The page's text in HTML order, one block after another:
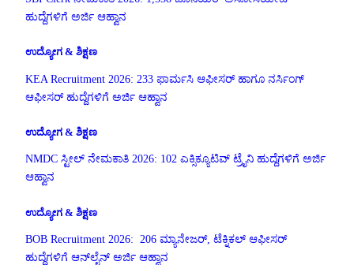
ಹುದ್ದೆಗಳಿಗೆ ಅರ್ಜಿ ಆಹ್ವಾನ
ಉದ್ಯೋಗ & ಶಿಕ್ಷಣ
KEA Recruitment 2026: 233 ಫಾರ್ಮಸಿ ಆಫೀಸರ್ ಹಾಗೂ ನರ್ಸಿಂಗ್
ಆಫೀಸರ್ ಹುದ್ದೆಗಳಿಗೆ ಅರ್ಜಿ ಆಹ್ವಾನ
ಉದ್ಯೋಗ & ಶಿಕ್ಷಣ
NMDC ಸ್ಟೀಲ್ ನೇಮಕಾತಿ 2026: 102 ಎಕ್ಸಿಕ್ಯೂಟಿವ್ ಟ್ರೈನಿ ಹುದ್ದೆಗಳಿಗೆ ಅರ್ಜಿ
ಆಹ್ವಾನ
ಉದ್ಯೋಗ & ಶಿಕ್ಷಣ
BOB Recruitment 2026: 206 ಮ್ಯಾನೇಜರ್, ಟೆಕ್ನಿಕಲ್ ಆಫೀಸರ್
ಹುದ್ದೆಗಳಿಗೆ ಆನ್‌ಲೈನ್ ಅರ್ಜಿ ಆಹ್ವಾನ